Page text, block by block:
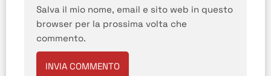
Salva il mio nome, email e sito web in questo
browser per la prossima volta che
commento.